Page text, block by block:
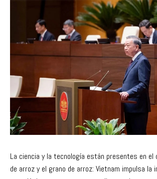
La ciencia y la tecnología están presentes en el
de arroz y el grano de arroz: Vietnam impulsa la